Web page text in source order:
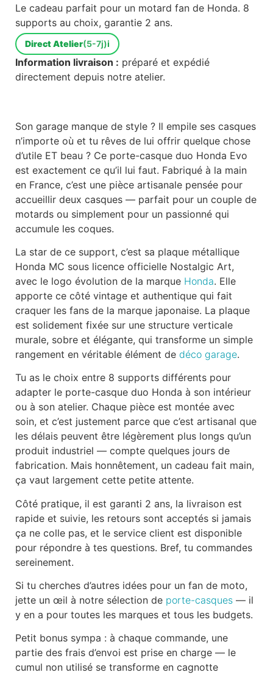
Le cadeau parfait pour un motard fan de Honda. 8
supports au choix, garantie 2 ans.
Direct Atelier(5-7j)i
Information livraison : préparé et expédié
directement depuis notre atelier.
Son garage manque de style ? Il empile ses casques
n’importe où et tu rêves de lui offrir quelque chose
d’utile ET beau ? Ce porte-casque duo Honda Evo
est exactement ce qu’il lui faut. Fabriqué à la main
en France, c’est une pièce artisanale pensée pour
accueillir deux casques — parfait pour un couple de
motards ou simplement pour un passionné qui
accumule les coques.
La star de ce support, c’est sa plaque métallique
Honda MC sous licence officielle Nostalgic Art,
avec le logo évolution de la marque Honda. Elle
apporte ce côté vintage et authentique qui fait
craquer les fans de la marque japonaise. La plaque
est solidement fixée sur une structure verticale
murale, sobre et élégante, qui transforme un simple
rangement en véritable élément de déco garage.
Tu as le choix entre 8 supports différents pour
adapter le porte-casque duo Honda à son intérieur
ou à son atelier. Chaque pièce est montée avec
soin, et c’est justement parce que c’est artisanal que
les délais peuvent être légèrement plus longs qu’un
produit industriel — compte quelques jours de
fabrication. Mais honnêtement, un cadeau fait main,
ça vaut largement cette petite attente.
Côté pratique, il est garanti 2 ans, la livraison est
rapide et suivie, les retours sont acceptés si jamais
ça ne colle pas, et le service client est disponible
pour répondre à tes questions. Bref, tu commandes
sereinement.
Si tu cherches d’autres idées pour un fan de moto,
jette un œil à notre sélection de porte-casques — il
y en a pour toutes les marques et tous les budgets.
Petit bonus sympa : à chaque commande, une
partie des frais d’envoi est prise en charge — le
cumul non utilisé se transforme en cagnotte